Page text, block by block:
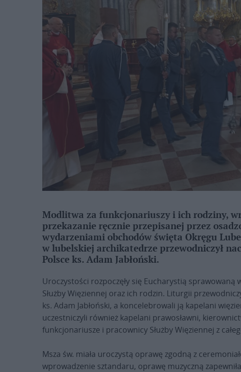
Modlitwa za funkcjonariuszy i ich rodziny,
przekazanie ręcznie przepisanej przez
wydarzeniami obchodów święta Okręgu
w lubelskiej archikatedrze przewodniczył
Polsce ks. Adam Jabłoński.
Uroczystości rozpoczęły się Eucharystią
Służby Więziennej oraz ich rodzin. Liturgii
ks. Adam Jabłoński, a koncelebrowali ją kapelani
uczestniczyli również kapelani prawosławni,
funkcjonariusze i pracownicy Służby Więziennej z
Msza św. miała uroczystą oprawę zgodną z
wprowadzenie sztandaru, oprawę muzyczną